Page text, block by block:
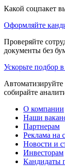
Какой соцпакет
Оформляйте
Проверяйте
документы без
Ускорьте подбор
Автоматизируйте
собирайте
О компании
Наши
Партнерам
Реклама на
Новости и
Инвесторам
Кандидаты